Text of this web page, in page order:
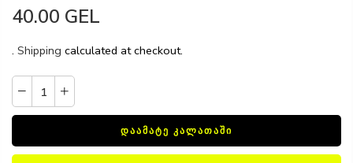
40.00 GEL
. Shipping calculated at checkout.
ᲓᲐᲐᲛᲐᲢᲔ ᲙᲐᲚᲐᲗᲐᲨᲘ